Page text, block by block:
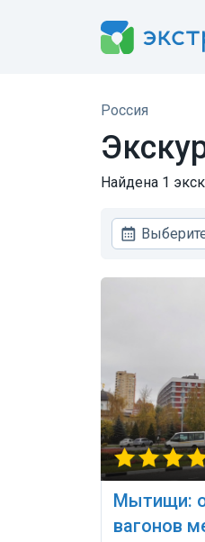
Россия
Найдена 1
Мытищи:
вагонов